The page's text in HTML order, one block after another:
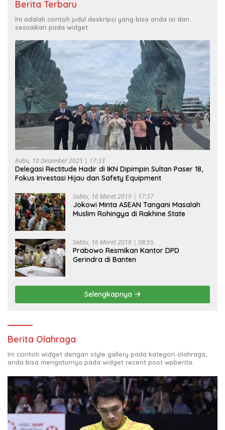
Berita Terbaru
Ini adalah contoh judul deskripsi yang bisa anda isi dan
sesuaikan pada widget
Rabu, 10 Desember 2025 | 17:33
Delegasi Rectitude Hadir di IKN Dipimpin Sultan Paser 18,
Fokus Investasi Hijau dan Safety Equipment
Sabtu, 16 Maret 2019 | 17:57
Jokowi Minta ASEAN Tangani Masalah
Muslim Rohingya di Rakhine State
Sabtu, 16 Maret 2019 | 08:55
Prabowo Resmikan Kantor DPD
Gerindra di Banten
Selengkapnya
Berita Olahraga
Ini contoh widget dengan style gallery pada kategori olahraga,
anda bisa mengaturnya pada widget recent post wpberita.